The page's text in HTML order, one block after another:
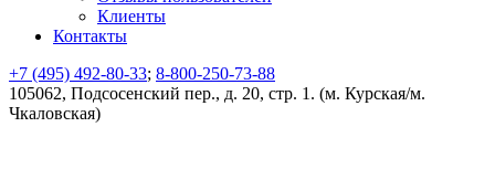
Клиенты
Контакты
+7 (495) 492-80-33; 8-800-250-73-88
105062, Подсосенский пер., д. 20, стр. 1. (м. Курская/м.
Чкаловская)